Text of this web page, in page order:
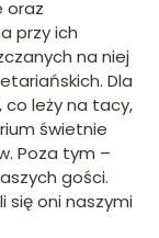
oraz
przy ich
na niej
Dla
co leży na tacy,
świetnie
Poza tym –
gości.
się oni naszymi